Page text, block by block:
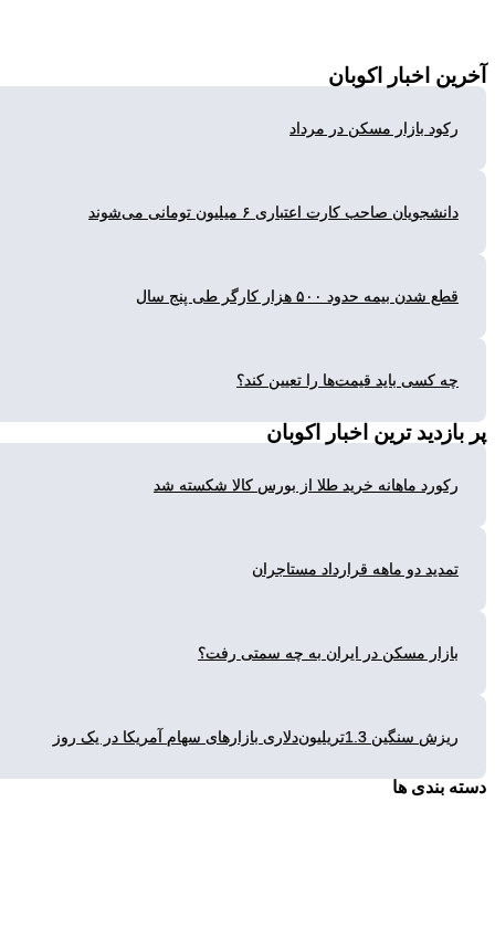
اخبار اکوبان
بازار مسکن در مرداد
صاحب کارت اعتباری ۶ میلیون تومانی می‌شوند
بیمه حدود ۵۰۰ هزار کارگر طی پنج سال
کسی باید قیمت‌ها را تعیین کند؟
تریناخبار اکوبان
ماهانه خرید طلا از بورس کالا شکسته شد
دو ماهه قرارداد مستاجران
مسکن در ایران به چه سمتی رفت؟
1.3تریلیون‌دلاری بازارهای سهام آمریکا در یک روز
ها